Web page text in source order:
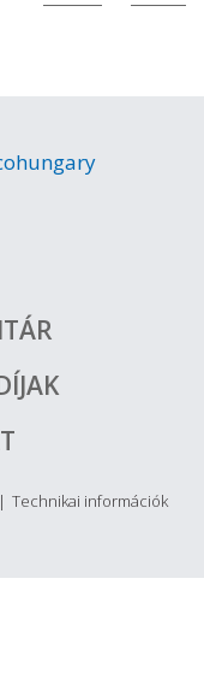
Technikai információk